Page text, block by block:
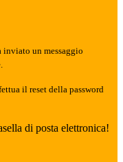
inviato un messaggio
il reset della password
di posta elettronica!